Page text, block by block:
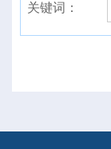
关键词：